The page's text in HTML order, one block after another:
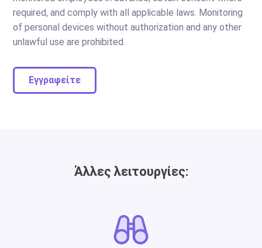
required, and comply with all applicable laws. Monitoring
of personal devices without authorization and any other
unlawful use are prohibited.
Εγγραφείτε
Άλλες λειτουργίες: